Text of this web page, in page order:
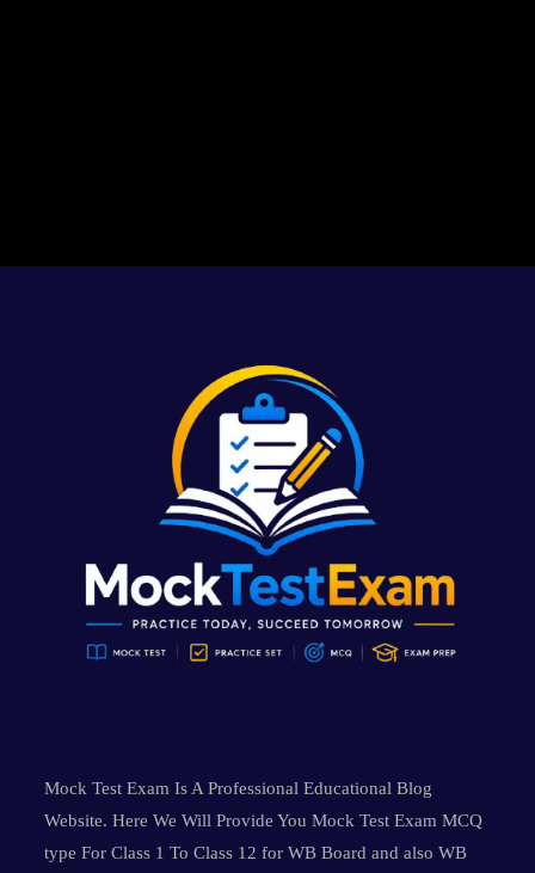
Mock Test Exam Is A Professional Educational Blog
Website. Here We Will Provide You Mock Test Exam MCQ
type For Class 1 To Class 12 for WB Board and also WB